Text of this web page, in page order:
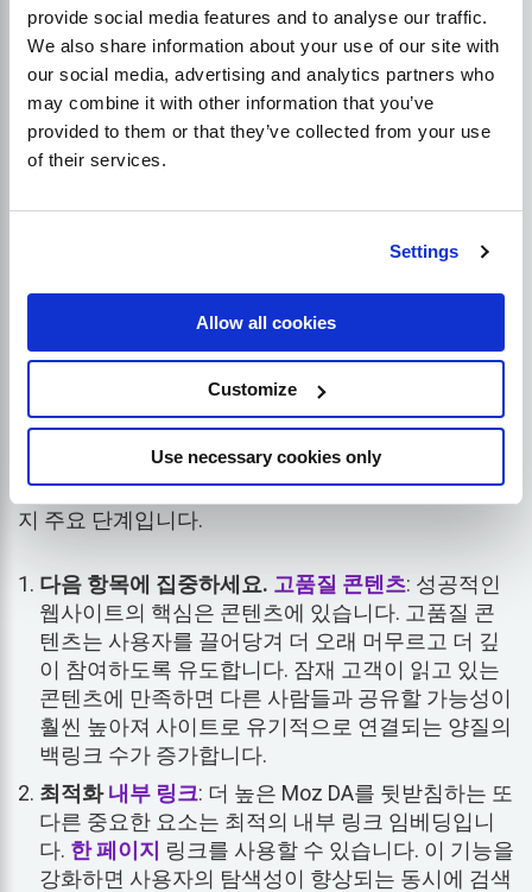
provide social media features and to analyse our traffic.
We also share information about your use of our site with
our social media, advertising and analytics partners who
may combine it with other information that you’ve
provided to them or that they’ve collected from your use
of their services.
Settings
Allow all cookies
Customize
Use necessary cookies only
전문 분야보다 순위가 높은 것은 중요하지 않으며, 진
정한 가치는 어리석게도 100점에 도달하려고 노력하
기보다는 유사한 비즈니스/경쟁업체와의 비교에서
나온다는 점을 기억하세요!
첫째, "Moz DA가 무엇인지"를 이해하고, 둘째, 다음을
은 다음 섹션에서 자세히 살펴보겠습니다.
Moz DA를 높이는 방법?
사이트의 Moz DA(Moz 도메인 기관)를 높이려면 사려
깊고 전략적인 접근이 필요합니다. 즉각적인 프로세
스는 아니지만 시간과 꾸준한 노력을 기울이면 순위
를 크게 높일 수 있습니다. 다음은 시작하기 위한 몇 가
지 주요 단계입니다.
다음 항목에 집중하세요. 고품질 콘텐츠: 성공적인
웹사이트의 핵심은 콘텐츠에 있습니다. 고품질 콘
텐츠는 사용자를 끌어당겨 더 오래 머무르고 더 깊
이 참여하도록 유도합니다. 잠재 고객이 읽고 있는
콘텐츠에 만족하면 다른 사람들과 공유할 가능성이
훨씬 높아져 사이트로 유기적으로 연결되는 양질의
백링크 수가 증가합니다.
최적화내부 링크: 더 높은 Moz DA를 뒷받침하는 또
다른 중요한 요소는 최적의 내부 링크 임베딩입니
다. 한 페이지 링크를 사용할 수 있습니다. 이 기능을
강화하면 사용자의 탐색성이 향상되는 동시에 검색